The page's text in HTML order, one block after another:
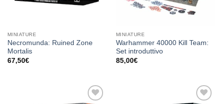
MINIATURE
Necromunda: Ruined Zone
Mortalis
67,50€
MINIATURE
Warhammer 40000 Kill Team:
Set introduttivo
85,00€